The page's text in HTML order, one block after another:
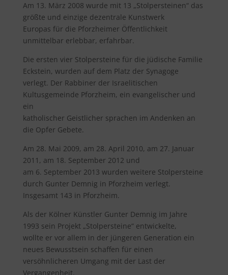
Am 13. März 2008 wurde mit 13 „Stolpersteinen“ das
größte und einzige dezentrale Kunstwerk
Europas für die Pforzheimer Öffentlichkeit
unmittelbar erlebbar, erfahrbar.
Die ersten vier Stolpersteine für die jüdische Familie
Eckstein, wurden auf dem Platz der Synagoge
verlegt. Der Rabbiner der Israelitischen
Kultusgemeinde Pforzheim, ein evangelischer und
ein
katholischer Geistlicher sprachen im Andenken an
die Opfer Gebete.
Am 28. Mai 2009, am 28. April 2010, am 27. Januar
2011, am 18. September 2012 und
am 6. September 2013 wurden weitere Stolpersteine
durch Gunter Demnig in Pforzheim verlegt.
Insgesamt 143 in Pforzheim.
Als der Kölner Künstler Gunter Demnig im Jahre
1993 sein Projekt „Stolpersteine“ entwickelte,
wollte er vor allem in der jüngeren Generation ein
neues Bewusstsein schaffen für einen
versöhnlicheren Umgang mit der Last der
Vergangenheit.